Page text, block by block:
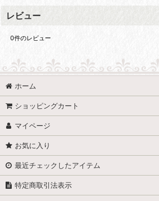
レビュー
0件のレビュー
ホーム
ショッピングカート
マイページ
お気に入り
最近チェックしたアイテム
特定商取引法表示